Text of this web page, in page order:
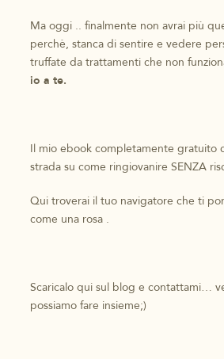
Ma oggi .. finalmente non avrai più
perchè, stanca di sentire e vedere
truffate da trattamenti che non
io a te.
Il mio ebook completamente gratuito
strada su come ringiovanire SENZA
Qui troverai il tuo navigatore che ti
come una rosa .
Scaricalo qui sul blog e contattami…
possiamo fare insieme;)